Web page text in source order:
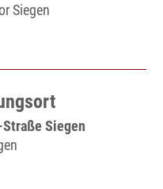
Siegen
Siegen